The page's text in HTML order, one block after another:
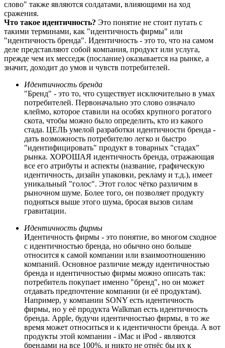
слово" также являются солдатами, влияющими на ход
сражения.
Что такое идентичность? Это понятие не стоит путать с
такими терминами, как "идентичность фирмы" или
"идентичность бренда". Идентичность - это то, что на самом
деле представляют собой компания, продукт или услуга,
прежде чем их месседж (послание) оказывается на рынке, а
значит, доходит до умов и чувств потребителей.
Идентичность бренда
"Бренд" - это то, что существует исключительно в умах
потребителей. Первоначально это слово означало
клеймо, которое ставили на особях крупного рогатого
скота, чтобы можно было определить, кто из какого
стада. ЦЕЛЬ умелой разработки идентичности бренда -
дать возможность потребителю легко и быстро
"идентифицировать" продукт в товарных "стадах"
рынка. ХОРОШАЯ идентичность бренда, отражающая
все его атрибуты и аспекты (название, графическую
идентичность, дизайн упаковки, рекламу и т.д.), имеет
уникальный "голос". Этот голос чётко различим в
рыночном шуме. Более того, он позволяет продукту
подняться выше этого шума, бросая вызов силам
гравитации.
Идентичность фирмы
Идентичность фирмы - это понятие, во многом сходное
с идентичностью бренда, но обычно оно больше
относится к самой компании или взаимоотношению
компаний. Основное различие между идентичностью
бренда и идентичностью фирмы можно описать так:
потребитель покупает именно "бренд", но он может
отдавать предпочтение компании (и её продуктам).
Например, у компании SONY есть идентичность
фирмы, но у её продукта Walkman есть идентичность
бренда. Apple, будучи идентичностью фирмы, в то же
время может относиться и к идентичности бренда. А вот
продукты этой компании - iMac и iPod - являются
брендами на все 100%, и никто не отнёс бы их к